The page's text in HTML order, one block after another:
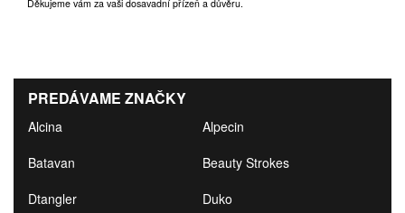
Děkujeme vám za vaši dosavadní přízeň a důvěru.
PREDÁVAME ZNAČKY
Alcina
Alpecin
Batavan
Beauty Strokes
Dtangler
Duko